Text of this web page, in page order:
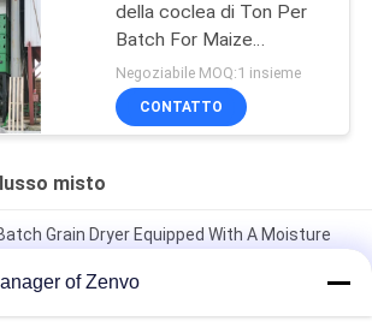
della coclea di Ton Per
Batch For Maize
dell'essiccatore 22 di
flusso
Negoziabile MOQ:1 insieme
CONTATTO
misto
Grain Dryer Equipped With A Moisture
senza auger L, semplice
asciugatrice agricola.
of Zenvo